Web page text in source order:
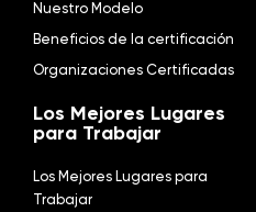
Nuestro Modelo
Beneficios de la certificación
Organizaciones Certificadas
Los Mejores Lugares
para Trabajar
Los Mejores Lugares para
Trabajar